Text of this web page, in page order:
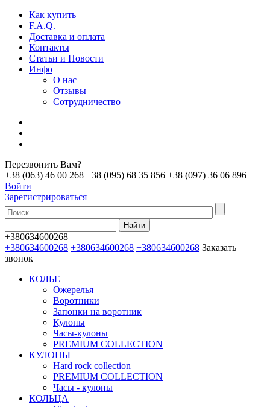
Как купить
F.A.Q.
Доставка и оплата
Контакты
Статьи и Новости
Инфо
О нас
Отзывы
Сотрудничество
Перезвонить Вам?
+38 (063) 46 00 268 +38 (095) 68 35 856 +38 (097) 36 06 896
Войти
Зарегистрироваться
+380634600268
+380634600268 +380634600268 +380634600268 Заказать
звонок
КОЛЬЕ
Ожерелья
Воротники
Запонки на воротник
Кулоны
Часы-кулоны
PREMIUM COLLECTION
КУЛОНЫ
Hard rock collection
PREMIUM COLLECTION
Часы - кулоны
КОЛЬЦА